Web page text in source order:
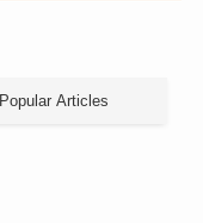
Popular Articles